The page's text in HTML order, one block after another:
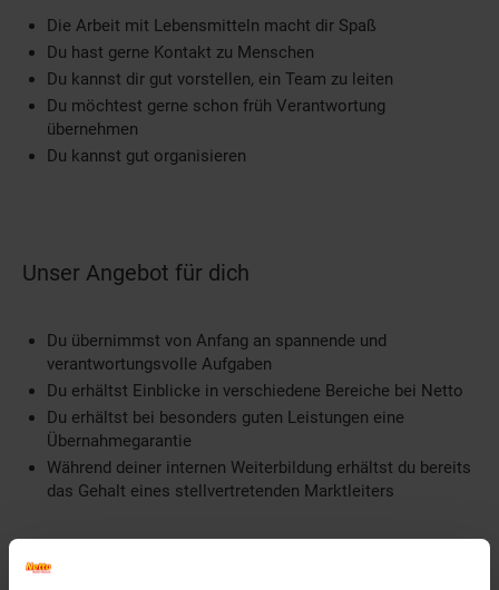
Die Arbeit mit Lebensmitteln macht dir Spaß
Du hast gerne Kontakt zu Menschen
Du kannst dir gut vorstellen, ein Team zu leiten
Du möchtest gerne schon früh Verantwortung
übernehmen
Du kannst gut organisieren
Unser Angebot für dich
Du übernimmst von Anfang an spannende und
verantwortungsvolle Aufgaben
Du erhältst Einblicke in verschiedene Bereiche bei Netto
Du erhältst bei besonders guten Leistungen eine
Übernahmegarantie
Während deiner internen Weiterbildung erhältst du bereits
das Gehalt eines stellvertretenden Marktleiters